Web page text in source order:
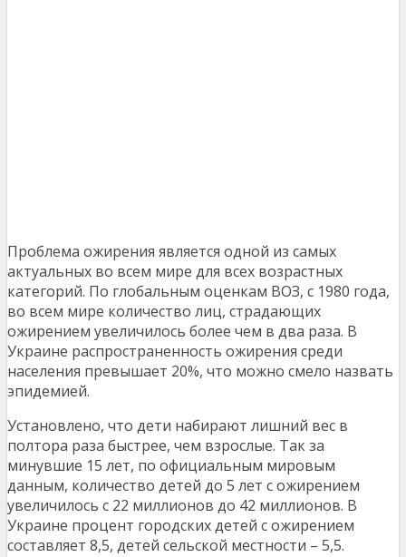
Проблема ожирения является одной из самых
актуальных во всем мире для всех возрастных
категорий. По глобальным оценкам ВОЗ, с 1980 года,
во всем мире количество лиц, страдающих
ожирением увеличилось более чем в два раза. В
Украине распространенность ожирения среди
населения превышает 20%, что можно смело назвать
эпидемией.
Установлено, что дети набирают лишний вес в
полтора раза быстрее, чем взрослые. Так за
минувшие 15 лет, по официальным мировым
данным, количество детей до 5 лет с ожирением
увеличилось с 22 миллионов до 42 миллионов. В
Украине процент городских детей с ожирением
составляет 8,5, детей сельской местности – 5,5.